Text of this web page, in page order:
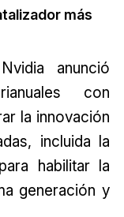
más
anunció
con
la innovación
incluida la
habilitar la
generación y